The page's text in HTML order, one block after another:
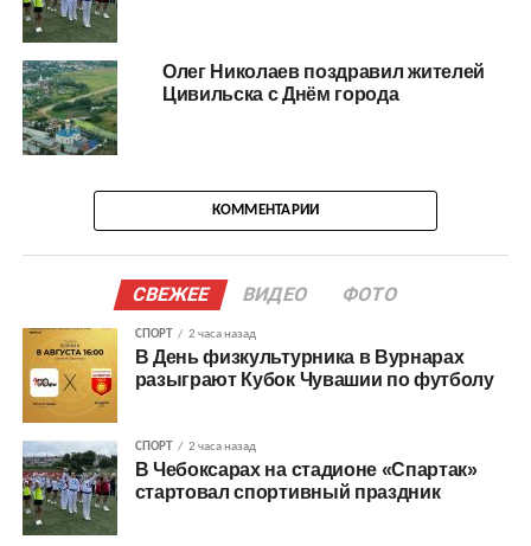
Олег Николаев поздравил жителей
Цивильска с Днём города
КОММЕНТАРИИ
СВЕЖЕЕ ВИДЕО ФОТО
СПОРТ 2 часа назад
В День физкультурника в Вурнарах
разыграют Кубок Чувашии по футболу
СПОРТ 2 часа назад
В Чебоксарах на стадионе «Спартак»
стартовал спортивный праздник